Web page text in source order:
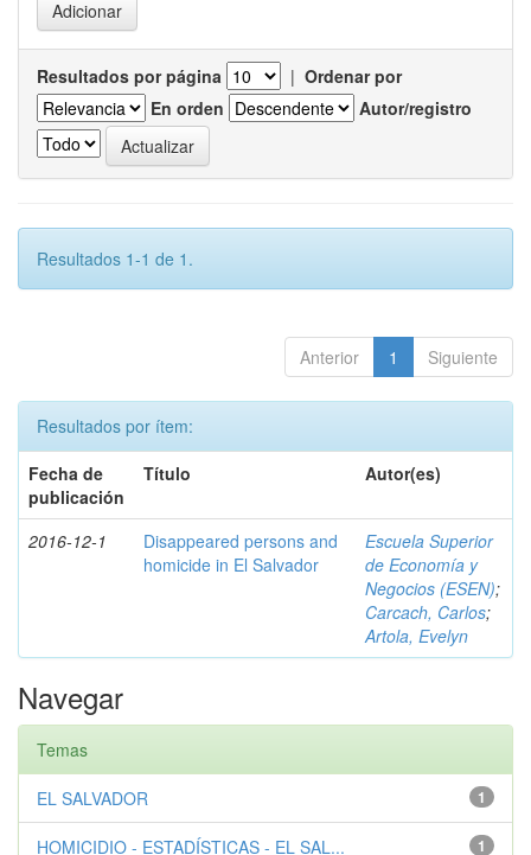
Resultados por página | Ordenar por
En orden
Autor/registro
Resultados 1-1 de 1.
Anterior 1 Siguiente
Resultados por ítem:
Fecha de
publicación
Título Autor(es)
2016-12-1
Disappeared persons and
homicide in El Salvador
Escuela Superior
de Economía y
Negocios (ESEN);
Carcach, Carlos;
Artola, Evelyn
Navegar
Temas
1
EL SALVADOR
1
HOMICIDIO - ESTADÍSTICAS - EL SAL...